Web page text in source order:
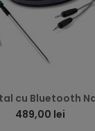
cu Bluetooth
489,00 lei